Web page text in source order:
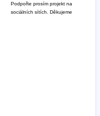
Podpořte prosím projekt na
sociálních sítích. Děkujeme